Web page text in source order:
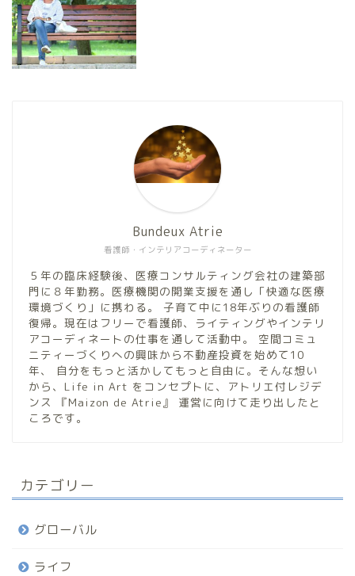
看護師・インテリアコーディネーター
Bundeux Atrie
５年の臨床経験後、医療コンサルティング会社の建築部
門に８年勤務。医療機関の開業支援を通し「快適な医療
環境づくり」に携わる。 子育て中に18年ぶりの看護師
復帰。現在はフリーで看護師、ライティングやインテリ
アコーディネートの仕事を通して活動中。 空間コミュ
ニティーづくりへの興味から不動産投資を始めて10
年、 自分をもっと活かしてもっと自由に。そんな想い
から、Life in Art をコンセプトに、アトリエ付レジデ
ンス 『Maizon de Atrie』 運営に向けて走り出したと
ころです。
カテゴリー
グローバル
ライフ